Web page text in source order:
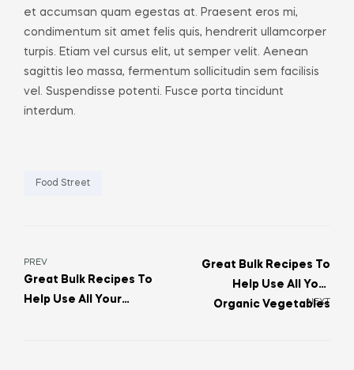
et accumsan quam egestas at. Praesent eros mi,
condimentum sit amet felis quis, hendrerit ullamcorper
turpis. Etiam vel cursus elit, ut semper velit. Aenean
sagittis leo massa, fermentum sollicitudin sem facilisis
vel. Suspendisse potenti. Fusce porta tincidunt
interdum.
Food Street
PREV
Great Bulk Recipes To
Help Use All Your
NEXT
Great Bulk Recipes To
Help Use All Your
Organic Vegetables